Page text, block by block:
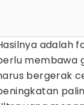
adalah
membawa
bergerak